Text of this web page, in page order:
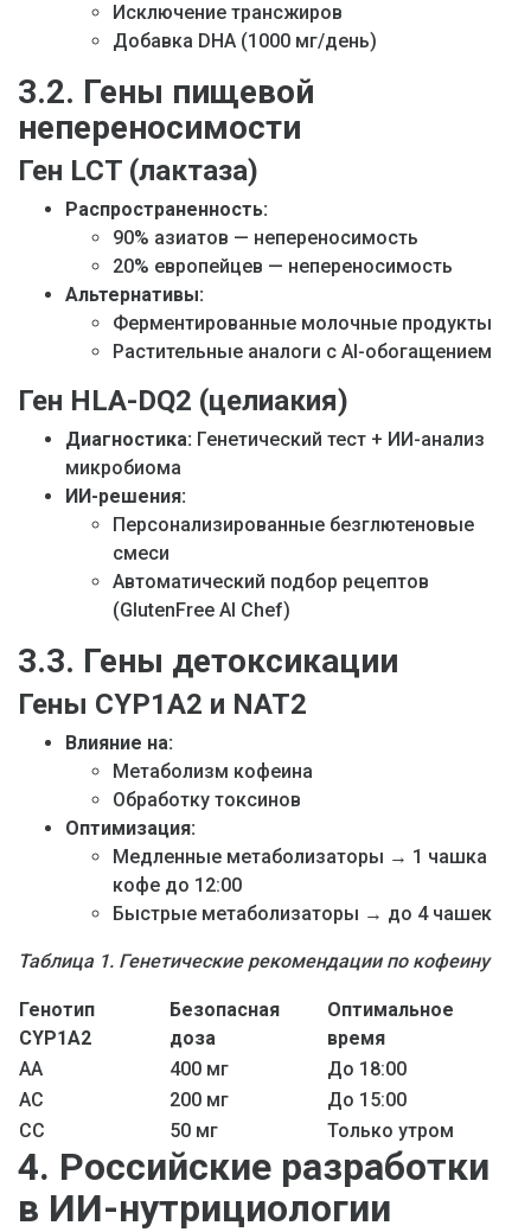
Исключение трансжиров
Добавка DHA (1000 мг/день)
3.2. Гены пищевой
непереносимости
Ген LCT (лактаза)
Распространенность:
90% азиатов — непереносимость
20% европейцев — непереносимость
Альтернативы:
Ферментированные молочные продукты
Растительные аналоги с AI-обогащением
Ген HLA-DQ2 (целиакия)
Диагностика: Генетический тест + ИИ-анализ
микробиома
ИИ-решения:
Персонализированные безглютеновые
смеси
Автоматический подбор рецептов
(GlutenFree AI Chef)
3.3. Гены детоксикации
Гены CYP1A2 и NAT2
Влияние на:
Метаболизм кофеина
Обработку токсинов
Оптимизация:
Медленные метаболизаторы → 1 чашка
кофе до 12:00
Быстрые метаболизаторы → до 4 чашек
Таблица 1. Генетические рекомендации по кофеину
Генотип
CYP1A2
Безопасная
доза
Оптимальное
время
AA
400 мг
До 18:00
AC
200 мг
До 15:00
CC
50 мг Только утром
4. Российские разработки
в ИИ-нутрициологии